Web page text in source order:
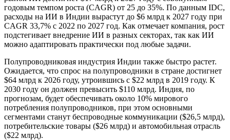
годовым темпом роста (CAGR) от 25 до 35%. По данным IDC,
расходы на ИИ в Индии вырастут до $6 млрд к 2027 году при
CAGR 33,7% с 2022 по 2027 год. Как отмечает компания, рост
подстегивает внедрение ИИ в разных секторах, так как ИИ
можно адаптировать практически под любые задачи.
Полупроводниковая индустрия Индии также быстро растет.
Ожидается, что спрос на полупроводники в стране достигнет
$64 млрд к 2026 году, утроившись с $22 млрд в 2019 году. К
2030 году он должен превысить $110 млрд. Индия, по
прогнозам, будет обеспечивать около 10% мирового
потребления полупроводников, при этом основными
сегментами станут беспроводные коммуникации ($26,5 млрд),
потребительские товары ($26 млрд) и автомобильная отрасль
($22 млрд).